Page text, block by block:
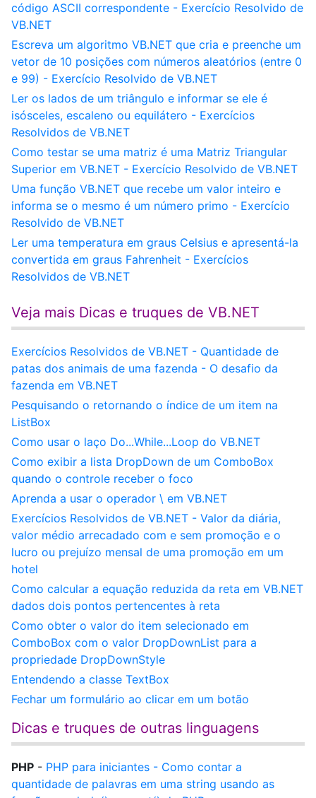
código ASCII correspondente - Exercício Resolvido de
VB.NET
Escreva um algoritmo VB.NET que cria e preenche um
vetor de 10 posições com números aleatórios (entre 0
e 99) - Exercício Resolvido de VB.NET
Ler os lados de um triângulo e informar se ele é
isósceles, escaleno ou equilátero - Exercícios
Resolvidos de VB.NET
Como testar se uma matriz é uma Matriz Triangular
Superior em VB.NET - Exercício Resolvido de VB.NET
Uma função VB.NET que recebe um valor inteiro e
informa se o mesmo é um número primo - Exercício
Resolvido de VB.NET
Ler uma temperatura em graus Celsius e apresentá-la
convertida em graus Fahrenheit - Exercícios
Resolvidos de VB.NET
Veja mais Dicas e truques de VB.NET
Exercícios Resolvidos de VB.NET - Quantidade de
patas dos animais de uma fazenda - O desafio da
fazenda em VB.NET
Pesquisando o retornando o índice de um item na
ListBox
Como usar o laço Do...While...Loop do VB.NET
Como exibir a lista DropDown de um ComboBox
quando o controle receber o foco
Aprenda a usar o operador \ em VB.NET
Exercícios Resolvidos de VB.NET - Valor da diária,
valor médio arrecadado com e sem promoção e o
lucro ou prejuízo mensal de uma promoção em um
hotel
Como calcular a equação reduzida da reta em VB.NET
dados dois pontos pertencentes à reta
Como obter o valor do item selecionado em
ComboBox com o valor DropDownList para a
propriedade DropDownStyle
Entendendo a classe TextBox
Fechar um formulário ao clicar em um botão
Dicas e truques de outras linguagens
PHP - PHP para iniciantes - Como contar a
quantidade de palavras em uma string usando as